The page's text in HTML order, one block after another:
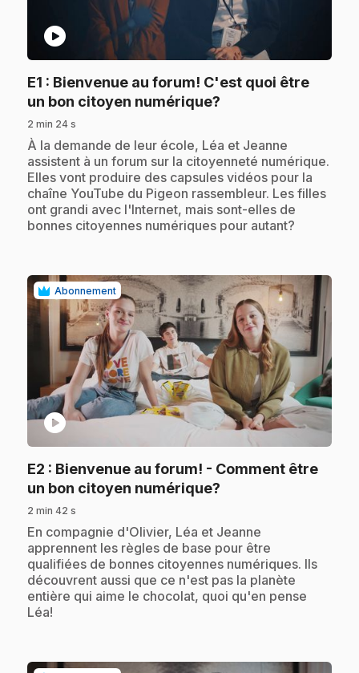
play_circle
E1 : Bienvenue au forum! C'est quoi être
un bon citoyen numérique?
2 min 24 s
.À la demande de leur école, Léa et Jeanne
assistent à un forum sur la citoyenneté numérique.
Elles vont produire des capsules vidéos pour la
chaîne YouTube du Pigeon rassembleur. Les filles
ont grandi avec l'Internet, mais sont-elles de
bonnes citoyennes numériques pour autant?
Abonnement
play_circle
E2 : Bienvenue au forum! - Comment être
un bon citoyen numérique?
2 min 42 s
.En compagnie d'Olivier, Léa et Jeanne
apprennent les règles de base pour être
qualifiées de bonnes citoyennes numériques. Ils
découvrent aussi que ce n'est pas la planète
entière qui aime le chocolat, quoi qu'en pense
Léa!